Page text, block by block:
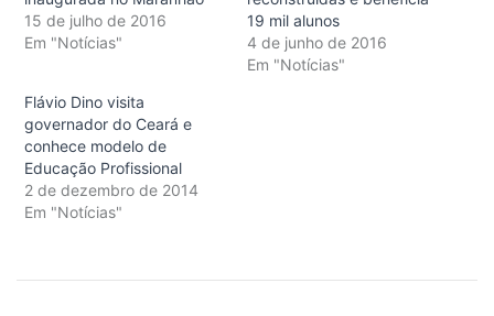
15 de julho de 2016
Em "Notícias"
19 mil alunos
4 de junho de 2016
Em "Notícias"
Flávio Dino visita
governador do Ceará e
conhece modelo de
Educação Profissional
2 de dezembro de 2014
Em "Notícias"